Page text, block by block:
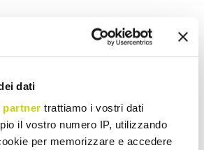
dati
partner trattiamo i vostri dati
il vostro numero IP, utilizzando
per memorizzare e accedere
Write your review Print
Chandeliers